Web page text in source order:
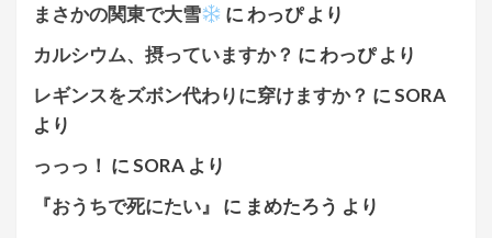
まさかの関東で大雪 に わっぴより
カルシウム、摂っていますか？ に わっぴより
レギンスをズボン代わりに穿けますか？ にSORA
より
っっっ！ にSORA より
『おうちで死にたい』
に まめたろう より